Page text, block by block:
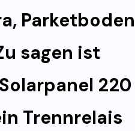
Parketboden
sagen ist
220
Trennrelais